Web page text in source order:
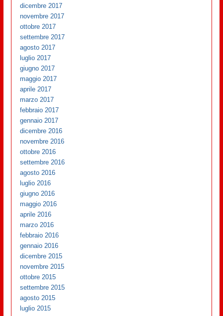
dicembre 2017
novembre 2017
ottobre 2017
settembre 2017
agosto 2017
luglio 2017
giugno 2017
maggio 2017
aprile 2017
marzo 2017
febbraio 2017
gennaio 2017
dicembre 2016
novembre 2016
ottobre 2016
settembre 2016
agosto 2016
luglio 2016
giugno 2016
maggio 2016
aprile 2016
marzo 2016
febbraio 2016
gennaio 2016
dicembre 2015
novembre 2015
ottobre 2015
settembre 2015
agosto 2015
luglio 2015